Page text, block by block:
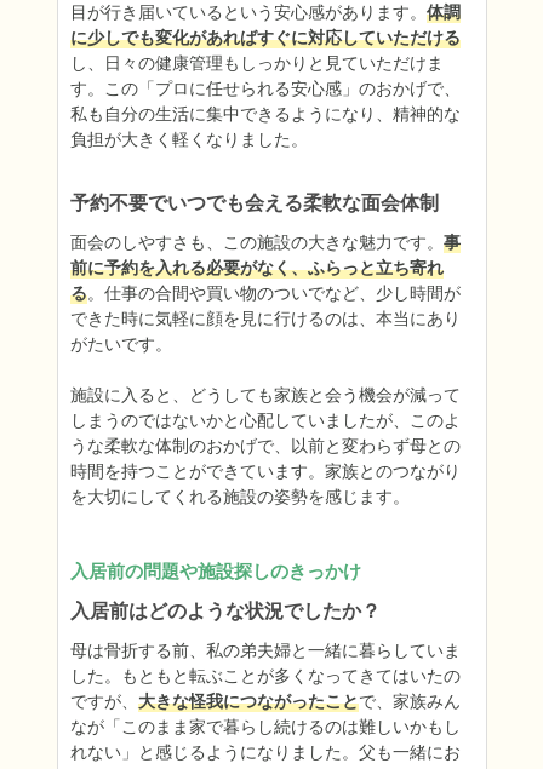
目が行き届いているという安心感があります。 体調
に少しでも変化があればすぐに対応していただける
し、日々の健康管理もしっかりと見ていただけま
す。この「プロに任せられる安心感」のおかげで、
私も自分の生活に集中できるようになり、精神的な
負担が大きく軽くなりました。
予約不要でいつでも会える柔軟な面会体制
面会のしやすさも、この施設の大きな魅力です。 事
前に予約を入れる必要がなく、ふらっと立ち寄れ
る。仕事の合間や買い物のついでなど、少し時間が
できた時に気軽に顔を見に行けるのは、本当にあり
がたいです。
施設に入ると、どうしても家族と会う機会が減って
しまうのではないかと心配していましたが、このよ
うな柔軟な体制のおかげで、以前と変わらず母との
時間を持つことができています。家族とのつながり
を大切にしてくれる施設の姿勢を感じます。
入居前の問題や施設探しのきっかけ
入居前はどのような状況でしたか？
母は骨折する前、私の弟夫婦と一緒に暮らしていま
した。もともと転ぶことが多くなってきてはいたの
ですが、 大きな怪我につながったことで、家族みん
なが「このまま家で暮らし続けるのは難しいかもし
れない」と感じるようになりました。父も一緒にお